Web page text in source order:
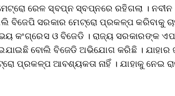
ରେଳ ସ୍ବପ୍ନ ସ୍ବପ୍ନରେ ରହିଗଲା । ନବୀନ
ବିଜେପି ସରକାର ମେଟ୍ରୋ ପ୍ରକଳ୍ପ କରିବାକୁ
କଂଗ୍ରେସ ଓ ବିଜେଡି । ରାଜ୍ୟ ସରକାରଙ୍କ
ବୋଲି ବିଜେଡି ଅଭିଯୋଗ କରିଛି । ଯାହାର
ପ୍ରକଳ୍ପ ଆବଶ୍ୟକତା ନାହିଁ । ଯାହାକୁ ନେଇ